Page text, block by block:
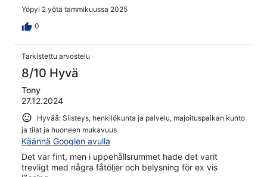
Yöpyi 2 yötä tammikuussa 2025
0
Tarkistettu arvostelu
8/10 Hyvä
Tony
27.12.2024
Hyvää: Siisteys, henkilökunta ja palvelu, majoituspaikan kunto
ja tilat ja huoneen mukavuus
Käännä Googlen avulla
Det var fint, men i uppehållsrummet hade det varit
trevligt med några fåtöljer och belysning för ex vis